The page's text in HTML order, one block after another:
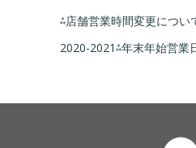
⁂店舗営業時間変更につい
2020-2021⁂年末年始営業